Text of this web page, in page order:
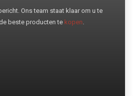
Ons team staat klaar om u te
de beste producten te kopen.